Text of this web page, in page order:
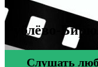
Рублёво-
Cлушать